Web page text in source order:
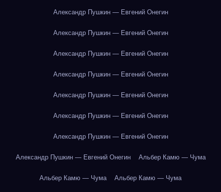
Александр Пушкин — Евгений Онегин
Александр Пушкин — Евгений Онегин
Александр Пушкин — Евгений Онегин
Александр Пушкин — Евгений Онегин
Александр Пушкин — Евгений Онегин
Александр Пушкин — Евгений Онегин
Александр Пушкин — Евгений Онегин
Александр Пушкин — Евгений Онегин Альбер Камю — Чума
Альбер Камю — Чума Альбер Камю — Чума